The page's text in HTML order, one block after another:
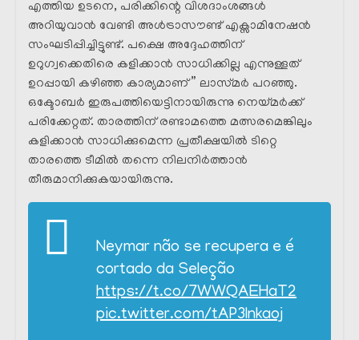
എത്തിയ ഉടനെ, പരിക്കിന്റെ വിശദാംശങ്ങൾ
അറിയുവാൻ വേണ്ടി അൾട്രാസൗണ്ട് എക്സാമിനേഷൻ
സംഘടിപ്പിച്ചിട്ടുണ്ട്. പക്ഷെ അദ്ദേഹത്തിന്
ഉറുഗ്വക്കെതിരെ കളിക്കാൻ സാധിക്കില്ല എന്നുള്ളത്
ഉറപ്പായി കഴിഞ്ഞ കാര്യമാണ് ” ലാസ്‌മർ പറഞ്ഞു.
ഒക്ടോബർ ഇരുപത്തിയെട്ടിനായിരുന്നു നെയ്മർക്ക്‌
പരിക്കേറ്റത്. താരത്തിന് രണ്ടാമത്തെ മത്സരമെങ്കിലും
കളിക്കാൻ സാധിക്കുമെന്ന പ്രതീക്ഷയിൽ ടിറ്റെ
താരത്തെ ടീമിൽ തന്നെ നിലനിർത്താൻ
തീരുമാനിക്കുകയായിരുന്നു.
Neymar não se recupera e é
cortado da Seleção
https://t.co/7WWQAEHaT2
pic.twitter.com/tAP3Inkaoj